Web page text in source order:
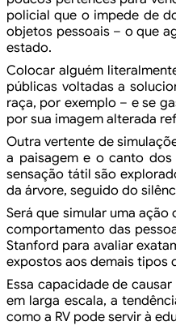
policial que o impede de
objetos pessoais – o que
estado.
Colocar alguém
públicas voltadas a
raça, por exemplo – ese
por sua imagem alterada
Outra vertente de
a paisagem e o canto dos
sensação tátil são
da árvore, seguido do
Será que simular uma ação
comportamento das
Stanford para avaliar
expostos aos demais tipos
Essa capacidade de
em larga escala, a
como a RV pode servir à